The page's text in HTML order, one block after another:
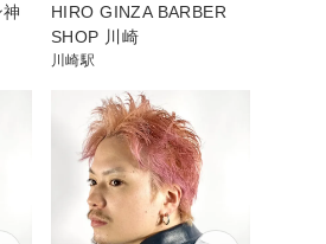
HIRO GINZA BARBER
SHOP 川崎
川崎駅